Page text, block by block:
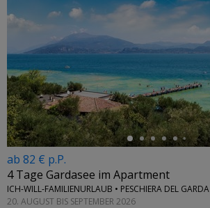
←
ab 82 € p.P.
4 Tage Gardasee im Apartment
ICH-WILL-FAMILIENURLAUB • PESCHIERA DEL GARDA
20. AUGUST BIS SEPTEMBER 2026